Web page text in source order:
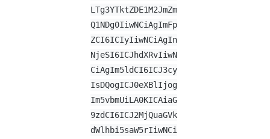
LTg3YTktZDE1M2JmZm
Q1NDg0IiwNCiAgImFp
ZCI6ICIyIiwNCiAgIn
NjeSI6ICJhdXRvIiwN
CiAgIm5ldCI6ICJ3cy
IsDQogICJ0eXBlIjog
Im5vbmUiLA0KICAiaG
9zdCI6ICJ2MjQuaGVk
dWlhbi5saW5rIiwNCi